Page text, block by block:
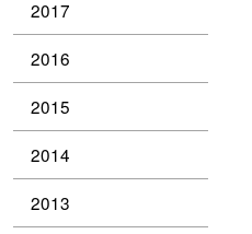
2017
2016
2015
2014
2013